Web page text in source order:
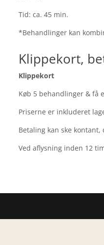
Tid: ca. 45 min.
*Behandlinger kan
Klippekort,
Klippekort
Køb 5 behandlinger & få
Priserne er inkluderet
Betaling kan ske kontant,
Ved aflysning inden 12